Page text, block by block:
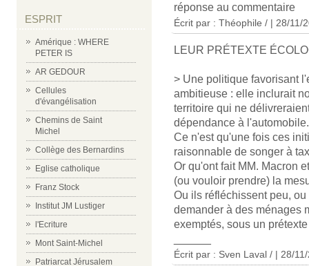
ESPRIT
Amérique : WHERE
PETER IS
AR GEDOUR
Cellules
d'évangélisation
Chemins de Saint
Michel
Collège des Bernardins
Eglise catholique
Franz Stock
Institut JM Lustiger
l'Ecriture
Mont Saint-Michel
Patriarcat Jérusalem
réponse au commentaire
Écrit par : Théophile / | 28/11/
LEUR PRÉTEXTE
> Une politique favorisant
ambitieuse : elle inclurait
territoire qui ne
dépendance à l'automobile.
Ce n'est qu'une fois ces
raisonnable de songer à
Or qu'ont fait MM. Macron
(ou vouloir prendre) la
Ou ils réfléchissent peu,
demander à des ménages
exemptés, sous un
Écrit par : Sven Laval / | 28/